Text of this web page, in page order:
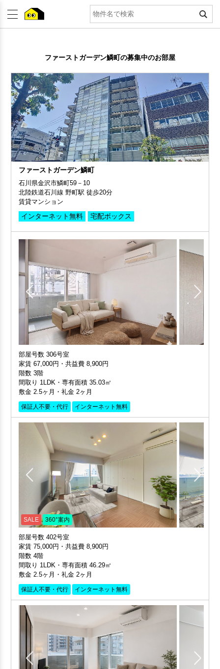
ファーストガーデン鱗町の募集中のお部屋
ファーストガーデン鱗町
石川県金沢市鱗町59－10
北陸鉄道石川線 野町駅 徒歩20分
賃貸マンション
インターネット無料 宅配ボックス
部屋号数 306号室
家賃 67,000円・共益費 8,900円
階数 3階
間取り 1LDK・専有面積 35.03㎡
敷金 2.5ヶ月・礼金 2ヶ月
保証人不要・代行 インターネット無料
SALE 360°案内
部屋号数 402号室
家賃 75,000円・共益費 8,900円
階数 4階
間取り 1LDK・専有面積 46.29㎡
敷金 2.5ヶ月・礼金 2ヶ月
保証人不要・代行 インターネット無料